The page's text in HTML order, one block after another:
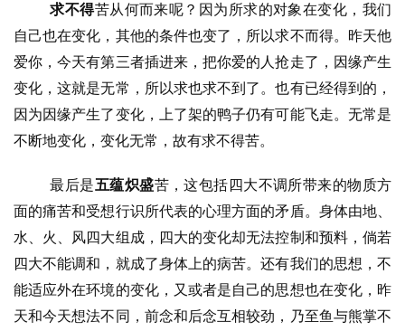
僧
音
高
僧
访
心
乐
菩
提
求不得苦从何而来呢？因为所求的对象在变化，我们
自己也在变化，其他的条件也变了，所以求不而得。昨天他
爱你，今天有第三者插进来，把你爱的人抢走了，因缘产生
变化，这就是无常，所以求也求不到了。也有已经得到的，
因为因缘产生了变化，上了架的鸭子仍有可能飞走。无常是
不断地变化，变化无常，故有求不得苦。
最后是五蕴炽盛苦，这包括四大不调所带来的物质方
面的痛苦和受想行识所代表的心理方面的矛盾。身体由地、
水、火、风四大组成，四大的变化却无法控制和预料，倘若
四大不能调和，就成了身体上的病苦。还有我们的思想，不
能适应外在环境的变化，又或者是自己的思想也在变化，昨
天和今天想法不同，前念和后念互相较劲，乃至鱼与熊掌不